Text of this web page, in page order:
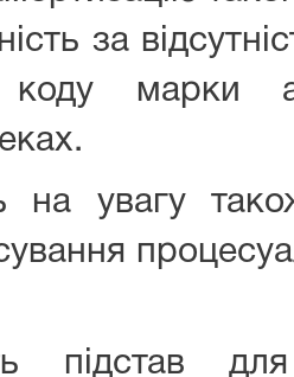
за
коду марки
на увагу
підстав